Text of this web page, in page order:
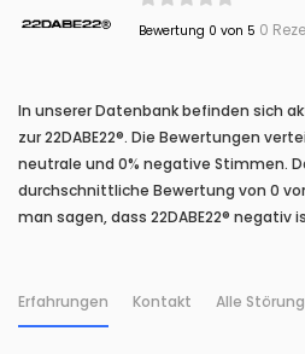
Bewertung 0 von 5 0
In unserer Datenbank befinden sich
zur 22DABE22®. Die Bewertungen
neutrale und 0% negative Stimmen.
durchschnittliche Bewertung von 0
man sagen, dass 22DABE22® negativ
Erfahrungen Kontakt Alle